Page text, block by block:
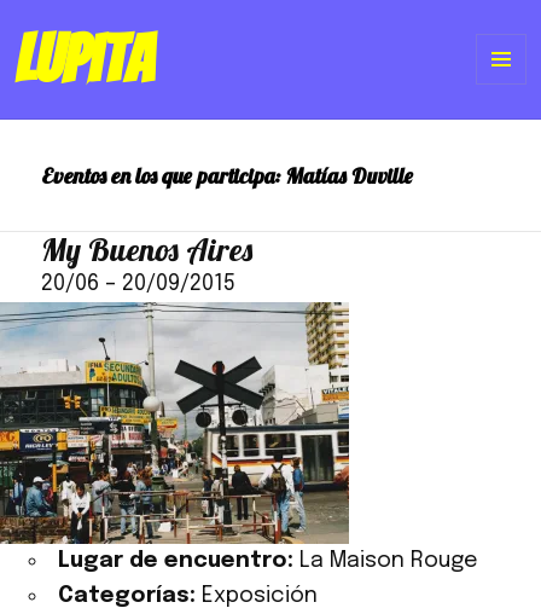
Lupita
Eventos en los que participa:Matías Duville
My Buenos Aires
20/06 – 20/09/2015
Lugar de encuentro: La Maison Rouge
Categorías: Exposición